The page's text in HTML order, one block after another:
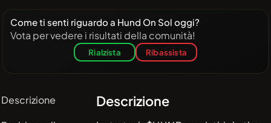
Come ti senti riguardo a Hund On Sol oggi?
Vota per vedere i risultati della comunità!
Rialzista Ribassista
Descrizione Descrizione